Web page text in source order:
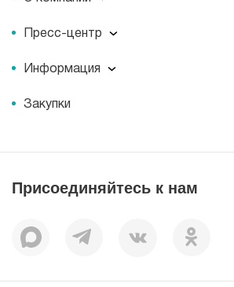
О компании
История
Документы
Пациентам
Пресс-центр
Пресс-центр
Журнал для пациентов «МЕДСИ
Информация
Информация
Закупки
Присоединяйтесь к нам